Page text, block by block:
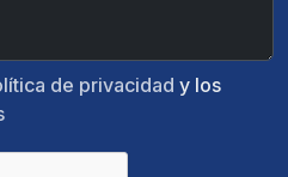
de privacidad y los